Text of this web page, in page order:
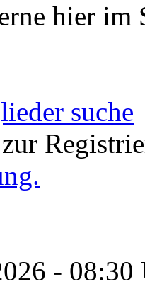
hier im
suche
- 08:30